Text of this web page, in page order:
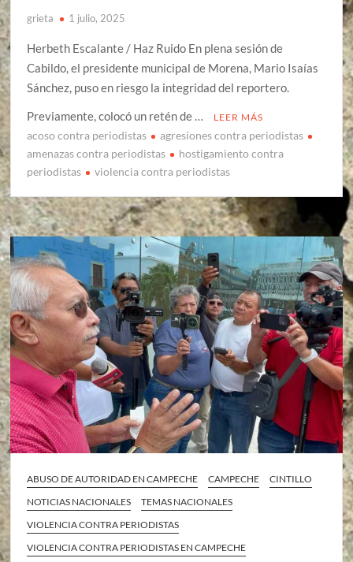
grieta 1 julio, 2025
Herbeth Escalante / Haz Ruido En plena sesión de
Cabildo, el presidente municipal de Morena, Mario Isaías
Sánchez, puso en riesgo la integridad del reportero.
Previamente, colocó un retén de …
LEER MÁS
acoso contra periodistas
agresiones contra periodistas
amenazas contra periodistas
hostigamiento contra
periodistas
violencia contra periodistas
ABUSO DE AUTORIDAD EN CAMPECHE CAMPECHE
CINTILLO
NOTICIAS NACIONALES
TEMAS NACIONALES
VIOLENCIA CONTRA PERIODISTAS
VIOLENCIA CONTRA PERIODISTAS EN CAMPECHE